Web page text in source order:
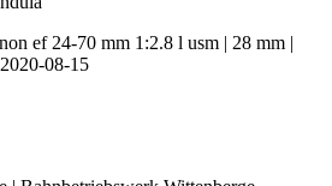
ef 24-70 mm 1:2.8 l usm | 28 mm |
08-15